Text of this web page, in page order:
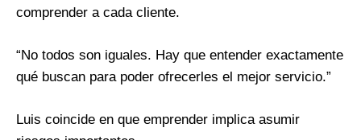
comprender a cada cliente.
“No todos son iguales. Hay que entender exactamente
qué buscan para poder ofrecerles el mejor servicio.”
Luis coincide en que emprender implica asumir